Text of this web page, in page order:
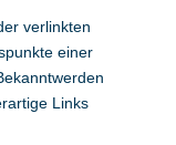
verlinkten
einer
Links